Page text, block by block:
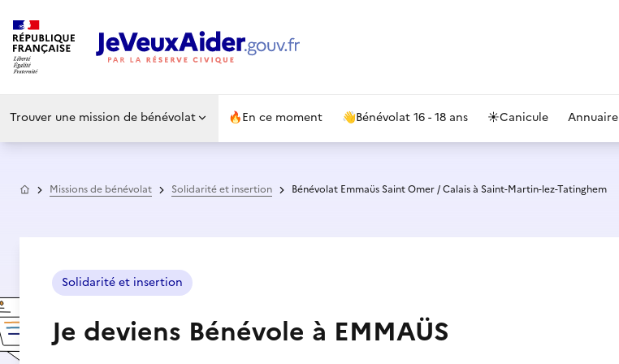
Trouver une mission de bénévolat 🔥En ce moment 👋Bénévolat 16 - 18 ans ☀️Canicule Annuaire
AccueilMissions de bénévolat Solidarité et insertion Bénévolat Emmaüs Saint Omer / Calais à Saint-Martin-lez-Tatinghem
Solidarité et insertion
Je deviens Bénévole à EMMAÜS